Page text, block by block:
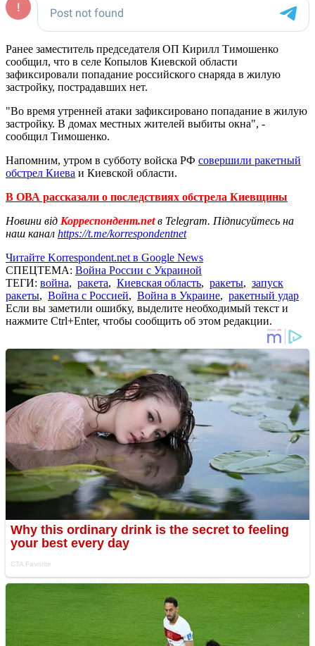
Ранее заместитель председателя ОП Кирилл Тимошенко
сообщил, что в селе Копылов Киевской области
зафиксировали попадание российского снаряда в жилую
застройку, пострадавших нет.
"Во время утренней атаки зафиксировано попадание в жилую
застройку. В домах местных жителей выбиты окна", -
сообщил Тимошенко.
Напомним, утром в субботу войска РФ совершили ракетный
обстрел Киева и Киевской области.
В ОВА рассказали о последствиях обстрела Киевщины
Новини від Корреспондент.netв Telegram. Підписуйтесь на
наш канал https://t.me/korrespondentnet
Читайте Korrespondent.net в Google News
СПЕЦТЕМА: Война России с Украиной
ТЕГИ: война, ракета, Киевская область, ракеты, запуск
ракеты, Война с Россией, Война в Украине, ракетный удар
Если вы заметили ошибку, выделите необходимый текст и
нажмите Ctrl+Enter, чтобы сообщить об этом редакции.